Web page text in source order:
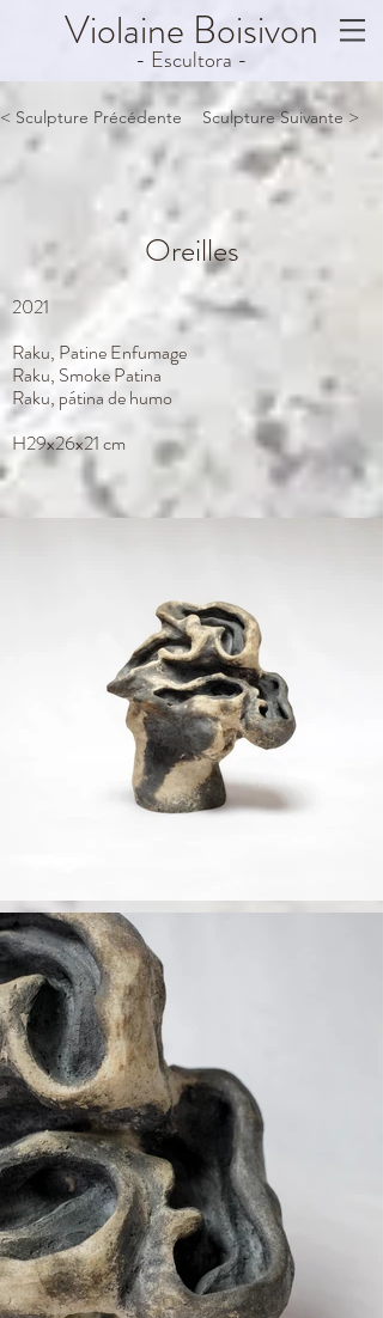
Violaine Boisivon
- Escultora -
< Sculpture Précédente Sculpture Suivante >
Oreilles
2021
Raku, Patine Enfumage
Raku, Smoke Patina
Raku, pátina de humo
H29x26x21 cm